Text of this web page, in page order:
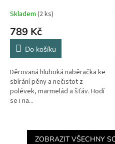
Skladem (2 ks)
789 Kč
Do košíku
Děrovaná hluboká naběračka ke
sbírání pěny a nečistot z
polévek, marmelád a šťáv. Hodí
se i na...
ZOBRAZIT VŠECHNY